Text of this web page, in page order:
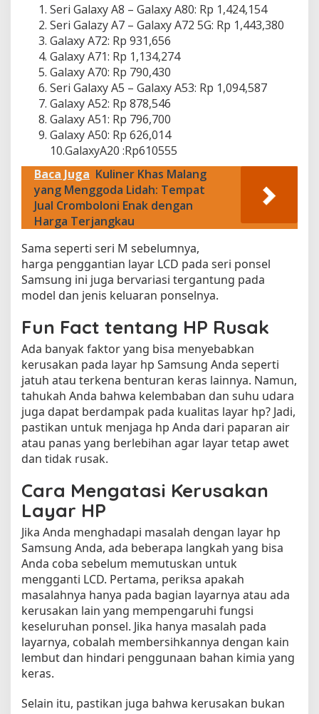
Seri Galaxy A8 – Galaxy A80: Rp 1,424,154
Seri Galazy A7 – Galaxy A72 5G: Rp 1,443,380
Galaxy A72: Rp 931,656
Galaxy A71: Rp 1,134,274
Galaxy A70: Rp 790,430
Seri Galaxy A5 – Galaxy A53: Rp 1,094,587
Galaxy A52: Rp 878,546
Galaxy A51: Rp 796,700
Galaxy A50: Rp 626,014
10.GalaxyA20 :Rp610555
Baca Juga Kuliner Khas Malang
yang Menggoda Lidah: Tempat
Jual Cromboloni Enak dengan
Harga Terjangkau
Sama seperti seri M sebelumnya,
harga penggantian layar LCD pada seri ponsel
Samsung ini juga bervariasi tergantung pada
model dan jenis keluaran ponselnya.
Fun Fact tentang HP Rusak
Ada banyak faktor yang bisa menyebabkan
kerusakan pada layar hp Samsung Anda seperti
jatuh atau terkena benturan keras lainnya. Namun,
tahukah Anda bahwa kelembaban dan suhu udara
juga dapat berdampak pada kualitas layar hp? Jadi,
pastikan untuk menjaga hp Anda dari paparan air
atau panas yang berlebihan agar layar tetap awet
dan tidak rusak.
Cara Mengatasi Kerusakan
Layar HP
Jika Anda menghadapi masalah dengan layar hp
Samsung Anda, ada beberapa langkah yang bisa
Anda coba sebelum memutuskan untuk
mengganti LCD. Pertama, periksa apakah
masalahnya hanya pada bagian layarnya atau ada
kerusakan lain yang mempengaruhi fungsi
keseluruhan ponsel. Jika hanya masalah pada
layarnya, cobalah membersihkannya dengan kain
lembut dan hindari penggunaan bahan kimia yang
keras.
Selain itu, pastikan juga bahwa kerusakan bukan